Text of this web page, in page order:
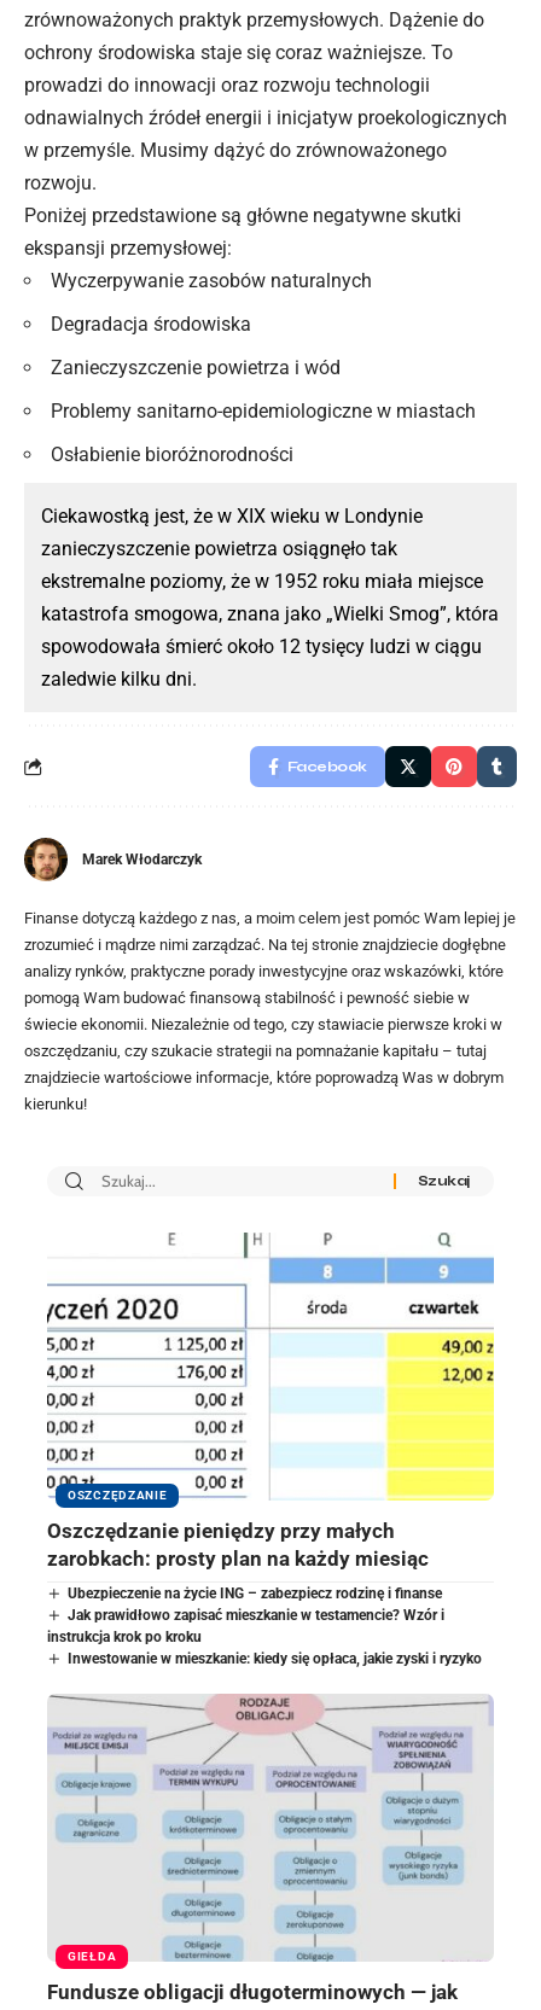
zrównoważonych praktyk przemysłowych. Dążenie do
ochrony środowiska staje się coraz ważniejsze. To
prowadzi do innowacji oraz rozwoju technologii
odnawialnych źródeł energii i inicjatyw proekologicznych
w przemyśle. Musimy dążyć do zrównoważonego
rozwoju.
Poniżej przedstawione są główne negatywne skutki
ekspansji przemysłowej:
Wyczerpywanie zasobów naturalnych
Degradacja środowiska
Zanieczyszczenie powietrza i wód
Problemy sanitarno-epidemiologiczne w miastach
Osłabienie bioróżnorodności
Ciekawostką jest, że w XIX wieku w Londynie
zanieczyszczenie powietrza osiągnęło tak
ekstremalne poziomy, że w 1952 roku miała miejsce
katastrofa smogowa, znana jako „Wielki Smog”, która
spowodowała śmierć około 12 tysięcy ludzi w ciągu
zaledwie kilku dni.
Facebook
Marek Włodarczyk
Finanse dotyczą każdego z nas, a moim celem jest pomóc Wam lepiej je
zrozumieć i mądrze nimi zarządzać. Na tej stronie znajdziecie dogłębne
analizy rynków, praktyczne porady inwestycyjne oraz wskazówki, które
pomogą Wam budować finansową stabilność i pewność siebie w
świecie ekonomii. Niezależnie od tego, czy stawiacie pierwsze kroki w
oszczędzaniu, czy szukacie strategii na pomnażanie kapitału – tutaj
znajdziecie wartościowe informacje, które poprowadzą Was w dobrym
kierunku!
OSZCZĘDZANIE
Oszczędzanie pieniędzy przy małych
zarobkach: prosty plan na każdy miesiąc
Ubezpieczenie na życie ING – zabezpiecz rodzinę i finanse
Jak prawidłowo zapisać mieszkanie w testamencie? Wzór i
instrukcja krok po kroku
Inwestowanie w mieszkanie: kiedy się opłaca, jakie zyski i ryzyko
GIEŁDA
Fundusze obligacji długoterminowych — jak